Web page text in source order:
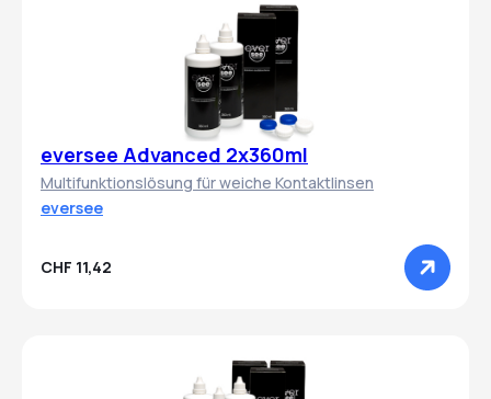
eversee Advanced 2x360ml
Multifunktionslösung für weiche Kontaktlinsen
eversee
CHF 11,42